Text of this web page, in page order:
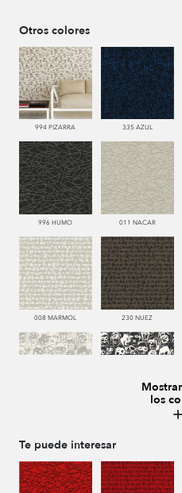
Otros colores
994 PIZARRA 335 AZUL
996 HUMO 011 NACAR
008 MARMOL 230 NUEZ
los
Te puede interesar